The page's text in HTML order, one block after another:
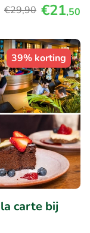
€29,90 €21,50
39% korting
carte bij